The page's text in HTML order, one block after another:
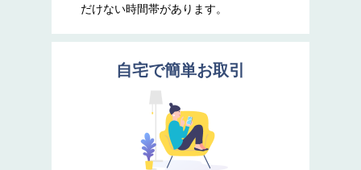
だけない時間帯があります。
自宅で簡単お取引